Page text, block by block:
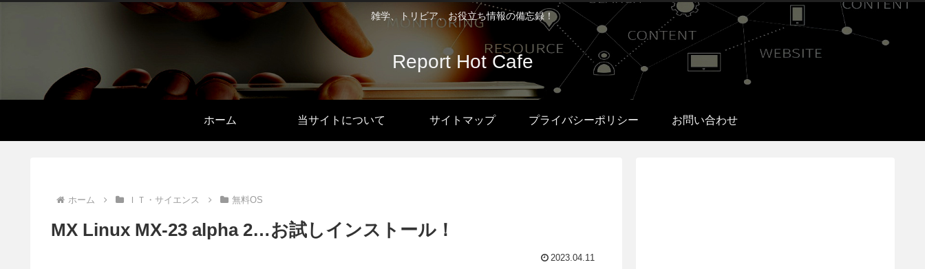
雑学、トリビア、お役立ち情報の備忘録！
Report Hot Cafe
ホーム 当サイトについて サイトマップ プライバシーポリシー お問い合わせ
ホーム ＩＴ・サイエンス 無料OS
MX Linux MX-23 alpha 2…お試しインストール！
2023.04.11